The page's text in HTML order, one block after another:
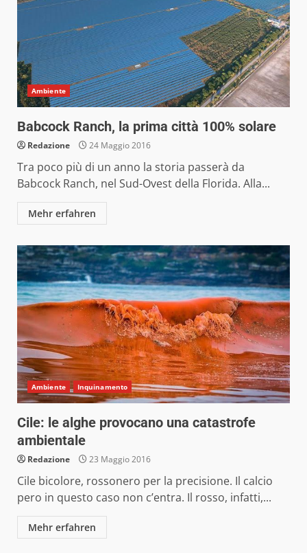
Ambiente
Babcock Ranch, la prima città 100% solare
Redazione 24 Maggio 2016
Tra poco più di un anno la storia passerà da
Babcock Ranch, nel Sud-Ovest della Florida. Alla...
Mehr erfahren
Ambiente Inquinamento
Cile: le alghe provocano una catastrofe
ambientale
Redazione 23 Maggio 2016
Cile bicolore, rossonero per la precisione. Il calcio
pero in questo caso non c’entra. Il rosso, infatti,...
Mehr erfahren